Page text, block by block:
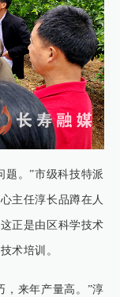
题。”市级科技特派
主任淳长品蹲在人
正是由区科学技术
术培训。
，来年产量高。”淳